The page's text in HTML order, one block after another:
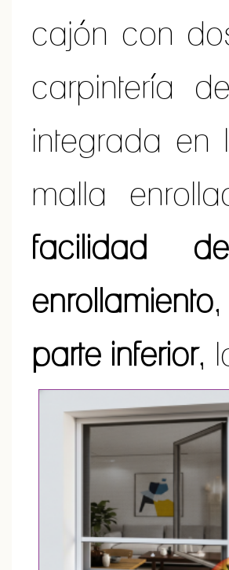
cajón con
carpintería
integrada
malla
facilidad
enrollamiento
parte inferior,